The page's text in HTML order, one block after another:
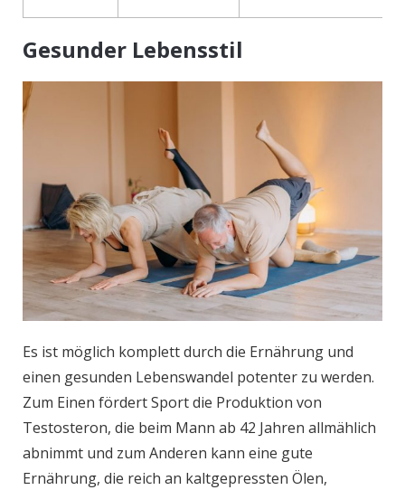
Gesunder Lebensstil
Es ist möglich komplett durch die Ernährung und
einen gesunden Lebenswandel potenter zu werden.
Zum Einen fördert Sport die Produktion von
Testosteron, die beim Mann ab 42 Jahren allmählich
abnimmt und zum Anderen kann eine gute
Ernährung, die reich an kaltgepressten Ölen,